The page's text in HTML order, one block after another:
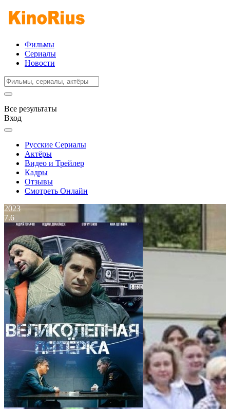
Фильмы
Сериалы
Новости
Все результаты
Вход
Русские Сериалы
Актёры
Видео и Трейлер
Кадры
Отзывы
Смотреть Онлайн
2023
7.6